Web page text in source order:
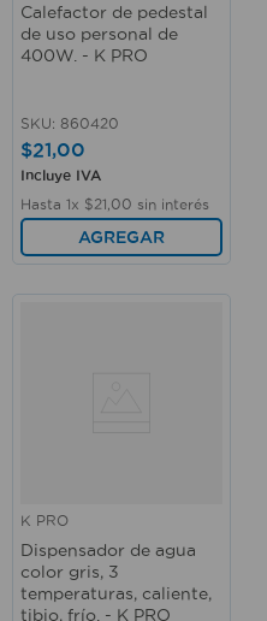
Calefactor de pedestal
de uso personal de
400W. - K PRO
SKU: 860420
$21,00
Incluye IVA
Hasta 1x $21 00 sin interés
AGREGAR
K PRO
Dispensador de agua
color gris, 3
temperaturas, caliente,
tibio, frío. - K PRO